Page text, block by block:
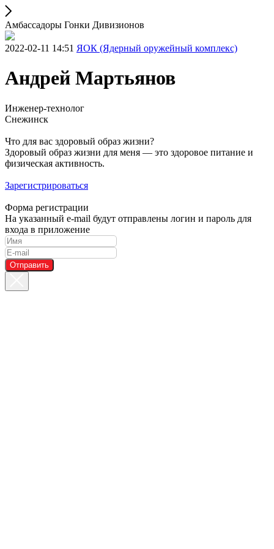
Амбассадоры Гонки Дивизионов
2022-02-11 14:51 ЯОК (Ядерный оружейный комплекс)
Андрей Мартьянов
Инженер-технолог
Снежинск
Что для вас здоровый образ жизни?
Здоровый образ жизни для меня — это здоровое питание и
физическая активность.
Зарегистрироваться
Форма регистрации
На указанный e-mail будут отправлены логин и пароль для
входа в приложение
Отправить